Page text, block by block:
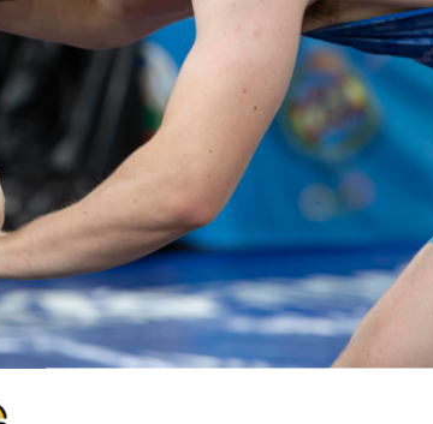
, de los Campeonatos de España en